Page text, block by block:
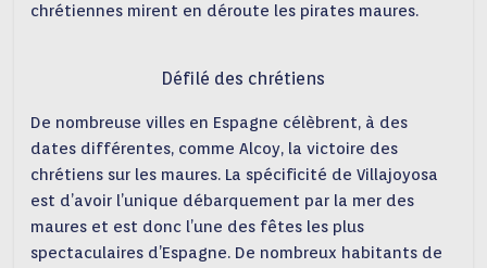
chrétiennes mirent en déroute les pirates maures.
Défilé des chrétiens
De nombreuse villes en Espagne célèbrent, à des
dates différentes, comme Alcoy, la victoire des
chrétiens sur les maures. La spécificité de Villajoyosa
est d’avoir l’unique débarquement par la mer des
maures et est donc l’une des fêtes les plus
spectaculaires d’Espagne. De nombreux habitants de